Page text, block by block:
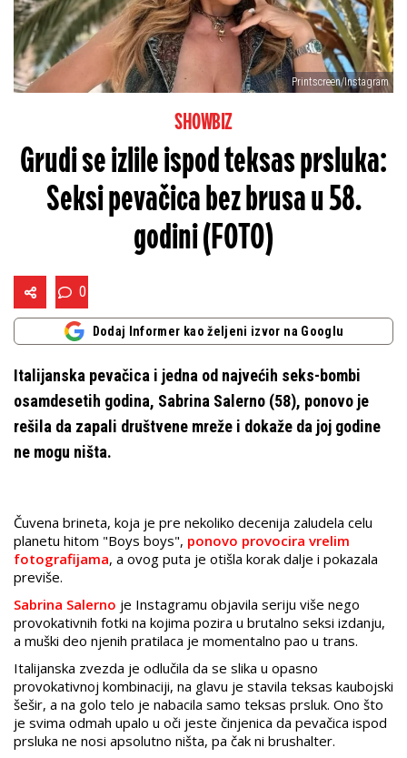
Printscreen/Instagram
SHOWBIZ
Grudi se izlile ispod teksas prsluka:
Seksi pevačica bez brusa u 58.
godini (FOTO)
0
Dodaj Informer kao željeni izvor na Googlu
Italijanska pevačica i jedna od najvećih seks-bombi
osamdesetih godina, Sabrina Salerno (58), ponovo je
rešila da zapali društvene mreže i dokaže da joj godine
ne mogu ništa.
Čuvena brineta, koja je pre nekoliko decenija zaludela celu
planetu hitom "Boys boys", ponovo provocira vrelim
fotografijama, a ovog puta je otišla korak dalje i pokazala
previše.
Sabrina Salerno je Instagramu objavila seriju više nego
provokativnih fotki na kojima pozira u brutalno seksi izdanju,
a muški deo njenih pratilaca je momentalno pao u trans.
Italijanska zvezda je odlučila da se slika u opasno
provokativnoj kombinaciji, na glavu je stavila teksas kaubojski
šešir, a na golo telo je nabacila samo teksas prsluk. Ono što
je svima odmah upalo u oči jeste činjenica da pevačica ispod
prsluka ne nosi apsolutno ništa, pa čak ni brushalter.